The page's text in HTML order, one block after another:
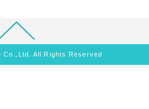
All Rights Reserved